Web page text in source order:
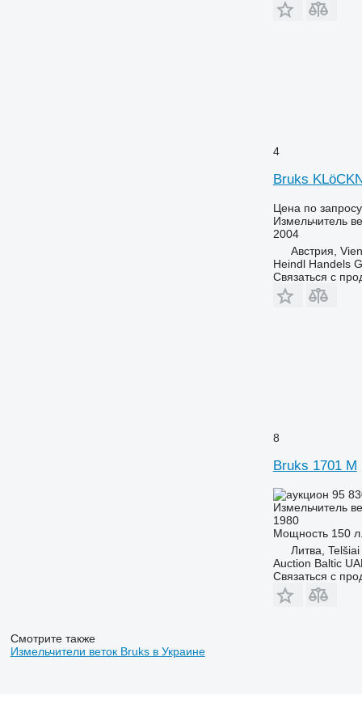
4
Bruks
Цена по запросу
Измельчитель
2004
Австрия,
Heindl Handels
Связаться с
8
Bruks 1701 M
95
Измельчитель
1980
Мощность 150
Литва, Telšiai
Auction Baltic
Связаться с
Смотрите также
Измельчители веток Bruks в Украине